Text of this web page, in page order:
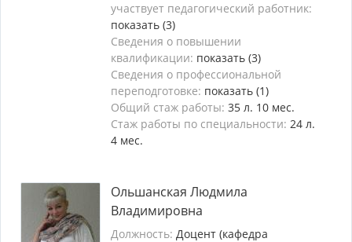
участвует педагогический работник:
показать (3)
Сведения о повышении
квалификации: показать (3)
Сведения о профессиональной
переподготовке: показать (1)
Общий стаж работы: 35 л. 10 мес.
Стаж работы по специальности: 24 л.
4 мес.
Ольшанская Людмила
Владимировна
Должность: Доцент (кафедра